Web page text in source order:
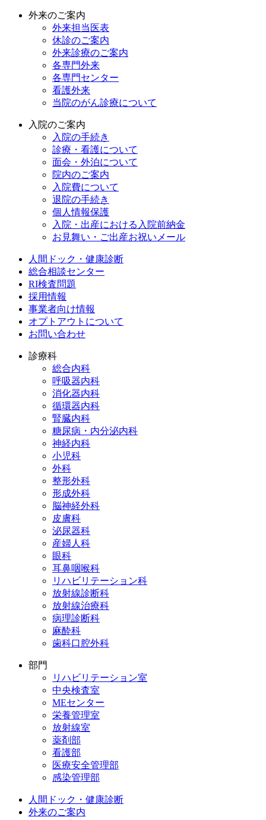
外来のご案内
外来担当医表
休診のご案内
外来診療のご案内
各専門外来
各専門センター
看護外来
当院のがん診療について
入院のご案内
入院の手続き
診療・看護について
面会・外泊について
院内のご案内
入院費について
退院の手続き
個人情報保護
入院・出産における入院前納金
お見舞い・ご出産お祝いメール
人間ドック・健康診断
総合相談センター
RI検査問題
採用情報
事業者向け情報
オプトアウトについて
お問い合わせ
診療科
総合内科
呼吸器内科
消化器内科
循環器内科
腎臓内科
糖尿病・内分泌内科
神経内科
小児科
外科
整形外科
形成外科
脳神経外科
皮膚科
泌尿器科
産婦人科
眼科
耳鼻咽喉科
リハビリテーション科
放射線診断科
放射線治療科
病理診断科
麻酔科
歯科口腔外科
部門
リハビリテーション室
中央検査室
MEセンター
栄養管理室
放射線室
薬剤部
看護部
医療安全管理部
感染管理部
人間ドック・健康診断
外来のご案内